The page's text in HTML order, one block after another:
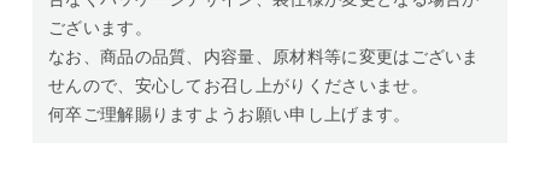
ございます。
なお、商品の品質、内容量、原材料等に変更はございま
せんので、安心してお召し上がりくださいませ。
何卒ご理解賜りますようお願い申し上げます。